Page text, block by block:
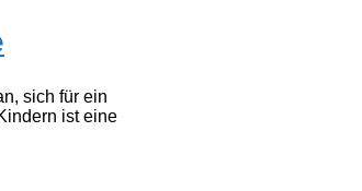
sich für ein
ist eine